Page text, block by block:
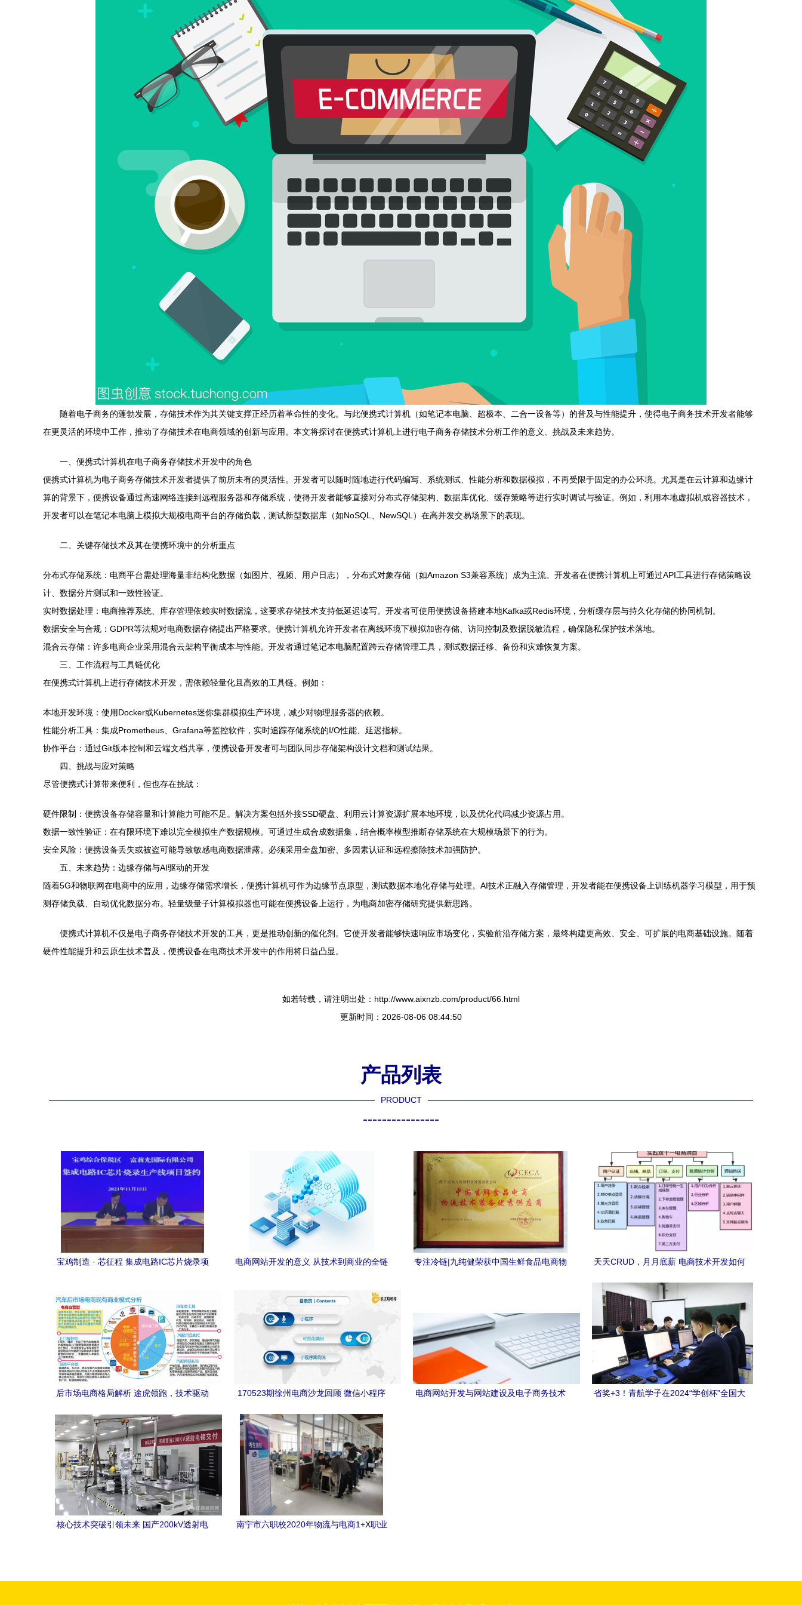
随着电子商务的蓬勃发展，存储技术作为其关键支撑正经历着革命性的变化。与此便携式计算机（如笔记本电脑、超极本、二合一设备等）的普及与性能提升，使得电子商务技术开发者能够
在更灵活的环境中工作，推动了存储技术在电商领域的创新与应用。本文将探讨在便携式计算机上进行电子商务存储技术分析工作的意义、挑战及未来趋势。
一、便携式计算机在电子商务存储技术开发中的角色
便携式计算机为电子商务存储技术开发者提供了前所未有的灵活性。开发者可以随时随地进行代码编写、系统测试、性能分析和数据模拟，不再受限于固定的办公环境。尤其是在云计算和边缘计
算的背景下，便携设备通过高速网络连接到远程服务器和存储系统，使得开发者能够直接对分布式存储架构、数据库优化、缓存策略等进行实时调试与验证。例如，利用本地虚拟机或容器技术，
开发者可以在笔记本电脑上模拟大规模电商平台的存储负载，测试新型数据库（如NoSQL、NewSQL）在高并发交易场景下的表现。
二、关键存储技术及其在便携环境中的分析重点
分布式存储系统：电商平台需处理海量非结构化数据（如图片、视频、用户日志），分布式对象存储（如Amazon S3兼容系统）成为主流。开发者在便携计算机上可通过API工具进行存储策略设
计、数据分片测试和一致性验证。
实时数据处理：电商推荐系统、库存管理依赖实时数据流，这要求存储技术支持低延迟读写。开发者可使用便携设备搭建本地Kafka或Redis环境，分析缓存层与持久化存储的协同机制。
数据安全与合规：GDPR等法规对电商数据存储提出严格要求。便携计算机允许开发者在离线环境下模拟加密存储、访问控制及数据脱敏流程，确保隐私保护技术落地。
混合云存储：许多电商企业采用混合云架构平衡成本与性能。开发者通过笔记本电脑配置跨云存储管理工具，测试数据迁移、备份和灾难恢复方案。
三、工作流程与工具链优化
在便携式计算机上进行存储技术开发，需依赖轻量化且高效的工具链。例如：
本地开发环境：使用Docker或Kubernetes迷你集群模拟生产环境，减少对物理服务器的依赖。
性能分析工具：集成Prometheus、Grafana等监控软件，实时追踪存储系统的I/O性能、延迟指标。
协作平台：通过Git版本控制和云端文档共享，便携设备开发者可与团队同步存储架构设计文档和测试结果。
四、挑战与应对策略
尽管便携式计算带来便利，但也存在挑战：
硬件限制：便携设备存储容量和计算能力可能不足。解决方案包括外接SSD硬盘、利用云计算资源扩展本地环境，以及优化代码减少资源占用。
数据一致性验证：在有限环境下难以完全模拟生产数据规模。可通过生成合成数据集，结合概率模型推断存储系统在大规模场景下的行为。
安全风险：便携设备丢失或被盗可能导致敏感电商数据泄露。必须采用全盘加密、多因素认证和远程擦除技术加强防护。
五、未来趋势：边缘存储与AI驱动的开发
随着5G和物联网在电商中的应用，边缘存储需求增长，便携计算机可作为边缘节点原型，测试数据本地化存储与处理。AI技术正融入存储管理，开发者能在便携设备上训练机器学习模型，用于预
测存储负载、自动优化数据分布。轻量级量子计算模拟器也可能在便携设备上运行，为电商加密存储研究提供新思路。
便携式计算机不仅是电子商务存储技术开发的工具，更是推动创新的催化剂。它使开发者能够快速响应市场变化，实验前沿存储方案，最终构建更高效、安全、可扩展的电商基础设施。随着
硬件性能提升和云原生技术普及，便携设备在电商技术开发中的作用将日益凸显。
如若转载，请注明出处：http://www.aixnzb.com/product/66.html
更新时间：2026-08-06 08:44:50
产品列表
PRODUCT
----------------
宝鸡制造 · 芯征程 集成电路IC芯片烧录项
术开发新跃升
电商网站开发的意义 从技术到商业的全链
专注冷链|九纯健荣获中国生鲜食品电商物
天天CRUD，月月底薪 电商技术开发如何
后市场电商格局解析 途虎领跑，技术驱动
170523期徐州电商沙龙回顾 微信小程序
电商网站开发与网站建设及电子商务技术
省奖+3！青航学子在2024“学创杯”全国大
核心技术突破引领未来 国产200kV透射电
南宁市六职校2020年物流与电商1+X职业